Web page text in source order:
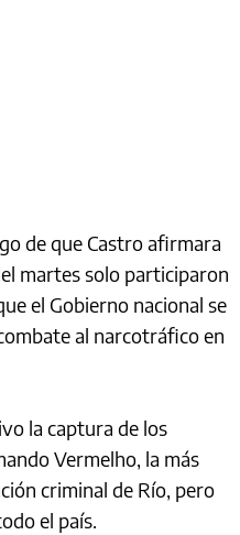
de que Castro afirmara
martes solo participaron
el Gobierno nacional se
al narcotráfico en
la captura de los
Vermelho, la más
criminal de Río, pero
el país.